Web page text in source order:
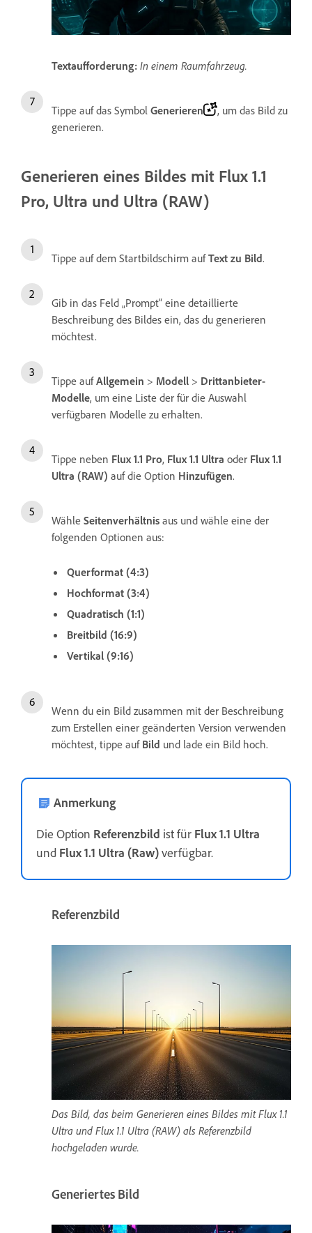
Textaufforderung: In einem Raumfahrzeug.
Tippe auf das Symbol Generieren
, um das Bild zu
generieren.
Generieren eines Bildes mit Flux 1.1
Pro, Ultra und Ultra (RAW)
Tippe auf dem Startbildschirm aufText zu Bild.
Gib in das Feld „Prompt“ eine detaillierte
Beschreibung des Bildes ein, das du generieren
möchtest.
Tippe aufAllgemein > Modell > Drittanbieter-
Modelle, um eine Liste der für die Auswahl
verfügbaren Modelle zu erhalten.
Tippe neben Flux 1.1 Pro, Flux 1.1 Ultra oder Flux 1.1
Ultra (RAW) auf die Option Hinzufügen.
Wähle Seitenverhältnis aus und wähle eine der
folgenden Optionen aus:
Querformat (4:3)
Hochformat (3:4)
Quadratisch (1:1)
Breitbild (16:9)
Vertikal (9:16)
Wenn du ein Bild zusammen mit der Beschreibung
zum Erstellen einer geänderten Version verwenden
möchtest, tippe auf Bild und lade ein Bild hoch.
Anmerkung
Die Option Referenzbild ist für Flux 1.1 Ultra
und Flux 1.1 Ultra (Raw)verfügbar.
Referenzbild
Das Bild, das beim Generieren eines Bildes mit Flux 1.1
Ultra und Flux 1.1 Ultra (RAW) als Referenzbild
hochgeladen wurde.
Generiertes Bild